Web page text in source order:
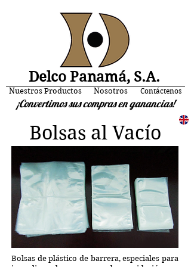
Delco Panamá, S.A.
Contáctenos
Nuestros Productos Nosotros
¡Convertimos sus compras en ganancias!
Bolsas al Vacío
Bolsas de plástico de barrera, especiales para